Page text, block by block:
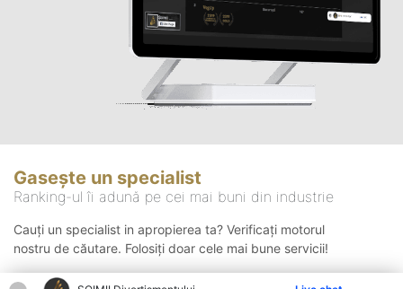
Gasește un specialist
Ranking-ul îi adună pe cei mai buni din industrie
Cauți un specialist in apropierea ta? Verificați motorul
nostru de căutare. Folosiți doar cele mai bune servicii!